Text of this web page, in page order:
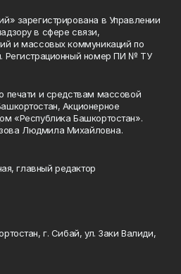
зарегистрирована в Управлении
в сфере связи,
и массовых коммуникаций по
Регистрационный номер ПИ № ТУ
печати и средствам массовой
Акционерное
«Республика Башкортостан».
Людмила Михайловна.
главный редактор
г. Сибай, ул. Заки Валиди,